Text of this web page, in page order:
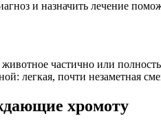
и назначить лечение
частично или
легкая, почти незаметная
хромоту